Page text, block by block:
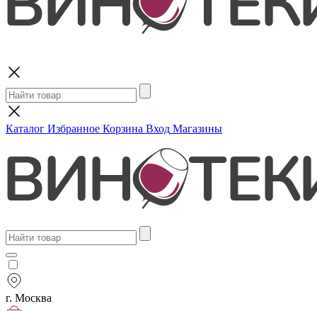
Каталог Избранное Корзина Вход Магазины
г. Москва